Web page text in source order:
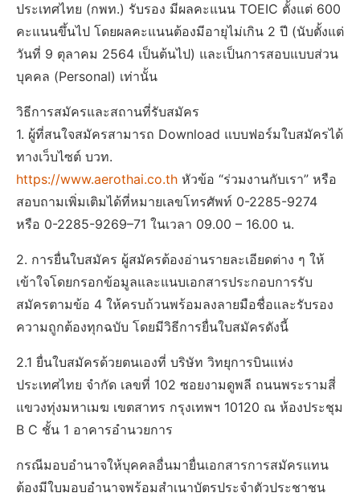
ประเทศไทย (กพท.) รับรอง มีผลคะแนน TOEIC ตั้งแต่ 600
คะแนนขึ้นไป โดยผลคะแนนต้องมีอายุไม่เกิน 2 ปี (นับตั้งแต่
วันที่ 9 ตุลาคม 2564 เป็นต้นไป) และเป็นการสอบแบบส่วน
บุคคล (Personal) เท่านั้น
วิธีการสมัครและสถานที่รับสมัคร
1. ผู้ที่สนใจสมัครสามารถ Download แบบฟอร์มใบสมัครได้
ทางเว็บไซต์ บวท.
https://www.aerothai.co.th หัวข้อ “ร่วมงานกับเรา” หรือ
สอบถามเพิ่มเติมได้ที่หมายเลขโทรศัพท์ 0-2285-9274
หรือ 0-2285-9269–71 ในเวลา 09.00 – 16.00 น.
2. การยื่นใบสมัคร ผู้สมัครต้องอ่านรายละเอียดต่าง ๆ ให้
เข้าใจโดยกรอกข้อมูลและแนบเอกสารประกอบการรับ
สมัครตามข้อ 4 ให้ครบถ้วนพร้อมลงลายมือชื่อและรับรอง
ความถูกต้องทุกฉบับ โดยมีวิธีการยื่นใบสมัครดังนี้
2.1 ยื่นใบสมัครด้วยตนเองที่ บริษัท วิทยุการบินแห่ง
ประเทศไทย จำกัด เลขที่ 102 ซอยงามดูพลี ถนนพระรามสี่
แขวงทุ่งมหาเมฆ เขตสาทร กรุงเทพฯ 10120 ณ ห้องประชุม
B C ชั้น 1 อาคารอำนวยการ
กรณีมอบอำนาจให้บุคคลอื่นมายื่นเอกสารการสมัครแทน
ต้องมีใบมอบอำนาจพร้อมสำเนาบัตรประจำตัวประชาชน